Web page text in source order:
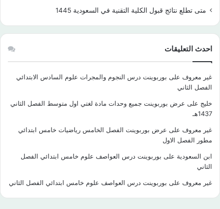
متى تطلع نتائج قبول الكلية التقنية في السعودية 1445
احدث التعليقات
غير معروف على بوربوينت درس النجوم والمجرات علوم السادس الابتدائي
الفصل الثاني
خليج على عرض بوربوينت جميع وحدات مادة لغتي اول متوسط الفصل الثاني
1437هـ
غير معروف على عرض بوربوينت الفصل الخامس رياضيات خامس ابتدائي
مطور الفصل الاول
ابن السعودية على بوربوينت درس العواصف علوم خامس ابتدائي الفصل
الثاني
غير معروف على بوربوينت درس العواصف علوم خامس ابتدائي الفصل الثاني